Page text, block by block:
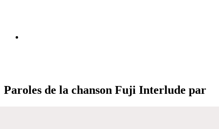
Paroles de la chanson Fuji Interlude par